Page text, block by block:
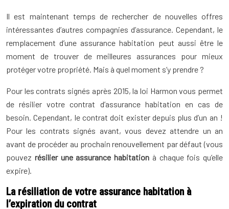
Il est maintenant temps de rechercher de nouvelles offres
intéressantes d’autres compagnies d’assurance. Cependant, le
remplacement d’une assurance habitation peut aussi être le
moment de trouver de meilleures assurances pour mieux
protéger votre propriété. Mais à quel moment s’y prendre ?
Pour les contrats signés après 2015, la loi Harmon vous permet
de résilier votre contrat d’assurance habitation en cas de
besoin. Cependant, le contrat doit exister depuis plus d’un an !
Pour les contrats signés avant, vous devez attendre un an
avant de procéder au prochain renouvellement par défaut (vous
pouvez résilier une assurance habitation à chaque fois qu’elle
expire).
La résiliation de votre assurance habitation à
l’expiration du contrat